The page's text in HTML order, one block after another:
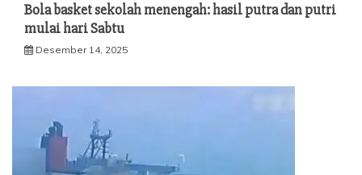
Bola basket sekolah menengah: hasil putra dan putri
mulai hari Sabtu
Desember 14, 2025